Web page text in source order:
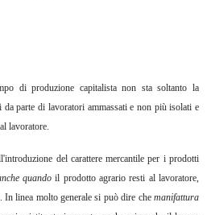
di produzione capitalista non sta soltanto la
parte di lavoratori ammassati e non più isolati e
lavoratore.
del carattere mercantile per i prodotti
quandoil prodotto agrario resti al lavoratore,
In linea molto generale si può dire che manifattura